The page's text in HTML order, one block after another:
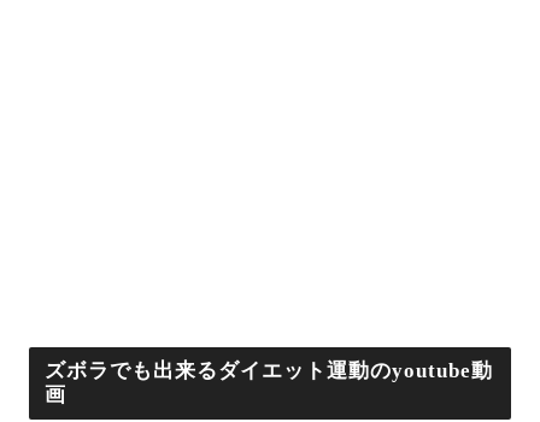
ズボラでも出来るダイエット運動のyoutube動
画